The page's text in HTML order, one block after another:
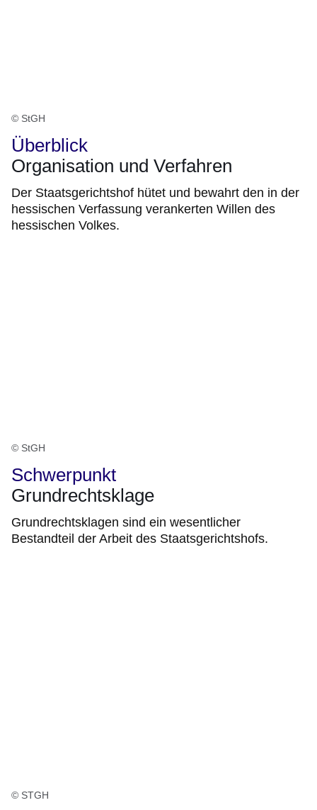
© StGH
Überblick
Organisation und Verfahren
Der Staatsgerichtshof hütet und bewahrt den in der
hessischen Verfassung verankerten Willen des
hessischen Volkes.
© StGH
Schwerpunkt
Grundrechtsklage
Grundrechtsklagen sind ein wesentlicher
Bestandteil der Arbeit des Staatsgerichtshofs.
© STGH